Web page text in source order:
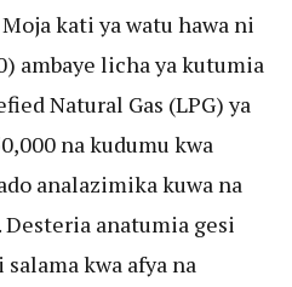
kati ya watu hawa ni
ambaye licha ya kutumia
Natural Gas (LPG) ya
na kudumu kwa
analazimika kuwa na
anatumia gesi
kwa afya na